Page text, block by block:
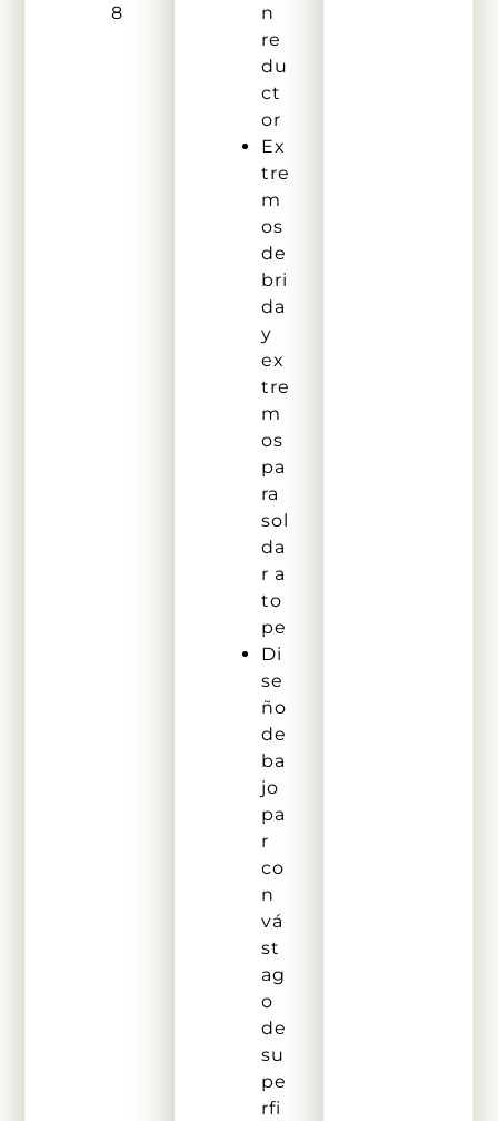
8
n
re
du
ct
or
Ex
tre
m
os
de
bri
da
y
ex
tre
m
os
pa
ra
sol
da
r a
to
pe
Di
se
ño
de
ba
jo
pa
r
co
n
vá
st
ag
o
de
su
pe
rfi